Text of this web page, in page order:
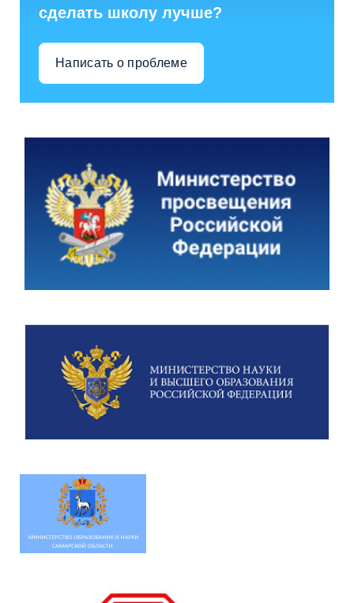
сделать школу лучше?
Написать о проблеме